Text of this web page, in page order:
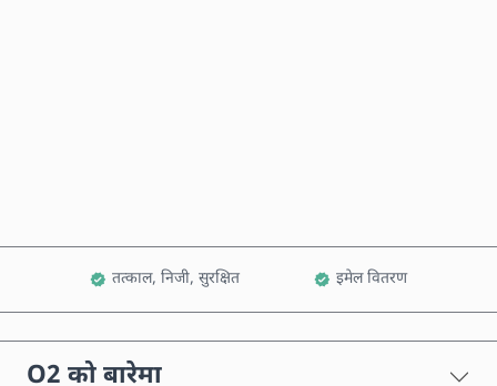
तत्काल, निजी, सुरक्षित इमेल वितरण
O2 को बारेमा